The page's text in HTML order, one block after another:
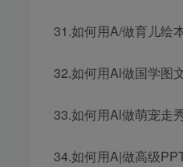
31.如何用A/做育儿绘
32.如何用Al做国学图
33.如何用Al做萌宠走
34.如何用A|做高级